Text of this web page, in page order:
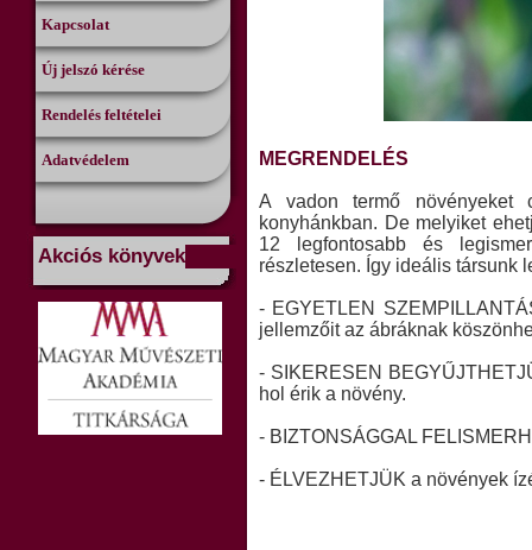
Kapcsolat
Új jelszó kérése
Rendelés feltételei
Adatvédelem
Akciós könyvek
MEGRENDELÉS
A vadon termő növényeket
konyhánkban. De melyiket
12 legfontosabb és
részletesen. Így ideális társunk
- EGYETLEN
jellemzőit az ábráknak
- SIKERESEN
hol érik a növény.
- BIZTONSÁGGAL
- ÉLVEZHETJÜK a növények